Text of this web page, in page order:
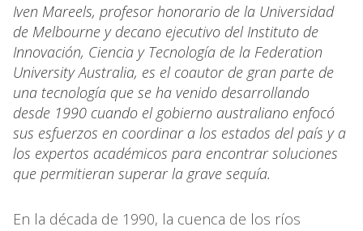
Iven Mareels, profesor honorario de la Universidad
de Melbourne y decano ejecutivo del Instituto de
Innovación, Ciencia y Tecnología de la Federation
University Australia, es el coautor de gran parte de
una tecnología que se ha venido desarrollando
desde 1990 cuando el gobierno australiano enfocó
sus esfuerzos en coordinar a los estados del país y a
los expertos académicos para encontrar soluciones
que permitieran superar la grave sequía.
En la década de 1990, la cuenca de los ríos